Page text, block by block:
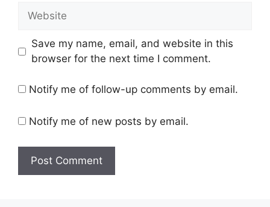
Website
Save my name, email, and website in this
browser for the next time I comment.
Notify me of follow-up comments by email.
Notify me of new posts by email.